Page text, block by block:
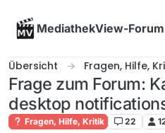
MediathekView-Forum
Übersicht Fragen, Hilfe,
Frage zum Forum:
desktop
Fragen, Hilfe, Kritik 22